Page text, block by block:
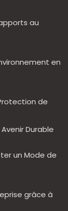
au
en
de
Durable
un Mode de
grâce à